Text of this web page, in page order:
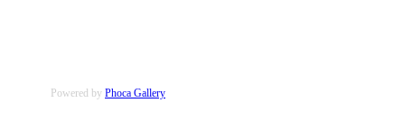
Powered by Phoca Gallery